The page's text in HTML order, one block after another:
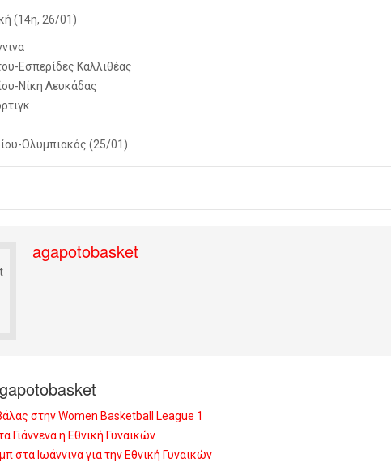
(14η, 26/01)
Εσπερίδες Καλλιθέας
Νίκη Λευκάδας
Ολυμπιακός (25/01)
agapotobasket
στην Women Basketball League 1
Γιάννενα η Εθνική Γυναικών
στα Ιωάννινα για την Εθνική Γυναικών